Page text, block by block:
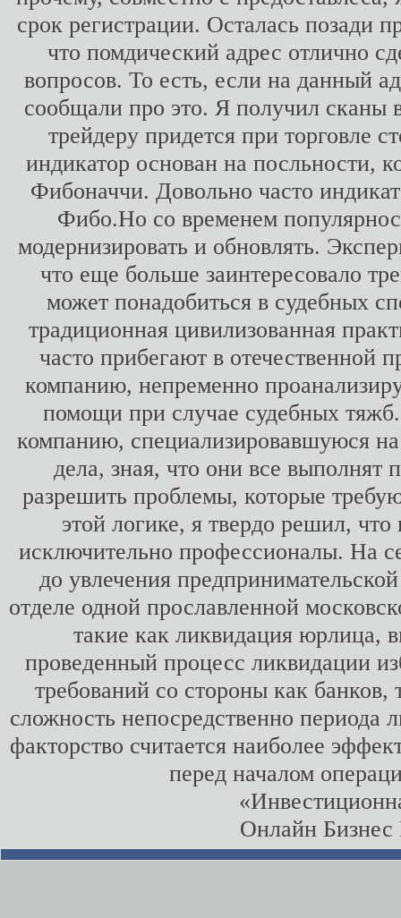
срок регистрации. Осталась позади
что помдический адрес отлично
вопросов. То есть, если на данный
сообщали про это. Я получил
трейдеру придется при торговле
индикатор основан на посльности,
Фибоначчи. Довольно часто
Фибо.Но со временем
модернизировать и обновлять.
что еще больше заинтересовало
может понадобиться в судебных
традиционная цивилизованная
часто прибегают в отечественной
компанию, непременно
помощи при случае судебных
компанию, специализировавшуюся
дела, зная, что они все выполнят
разрешить проблемы, которые
этой логике, я твердо решил,
исключительно профессионалы. На
до увлечения
отделе одной прославленной
такие как ликвидация юрлица,
проведенный процесс ликвидации
требований со стороны как банков,
сложность непосредственно периода
факторство считается наиболее
перед началом
Онлайн